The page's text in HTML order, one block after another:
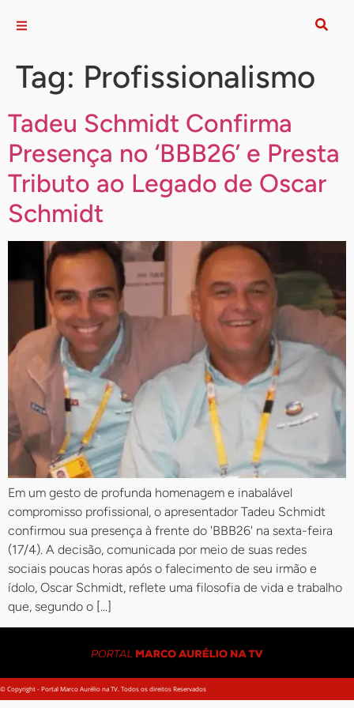
Tag: Profissionalismo
Tadeu Schmidt Confirma
Presença no ‘BBB26’ e Presta
Tributo ao Legado de Oscar
Schmidt
Em um gesto de profunda homenagem e inabalável
compromisso profissional, o apresentador Tadeu Schmidt
confirmou sua presença à frente do 'BBB26' na sexta-feira
(17/4). A decisão, comunicada por meio de suas redes
sociais poucas horas após o falecimento de seu irmão e
ídolo, Oscar Schmidt, reflete uma filosofia de vida e trabalho
que, segundo o […]
© Copyright - Portal Marco Aurélio na TV. Todos os direitos Reservados